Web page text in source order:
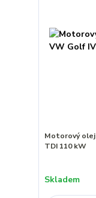
Motorový olej
TDI 110 kW
Skladem